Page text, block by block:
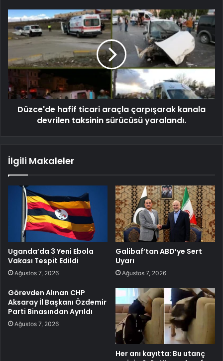
Düzce'de hafif ticari araçla çarpışarak kanala
devrilen taksinin sürücüsü yaralandı.
İlgili Makaleler
Uganda’da 3 Yeni Ebola
Vakası Tespit Edildi
Ağustos 7, 2026
Galibaf’tan ABD’ye Sert
Uyarı
Ağustos 7, 2026
Görevden Alınan CHP
Aksaray İl Başkanı Özdemir
Parti Binasından Ayrıldı
Ağustos 7, 2026
Her anı kayıtta: Bu utanç